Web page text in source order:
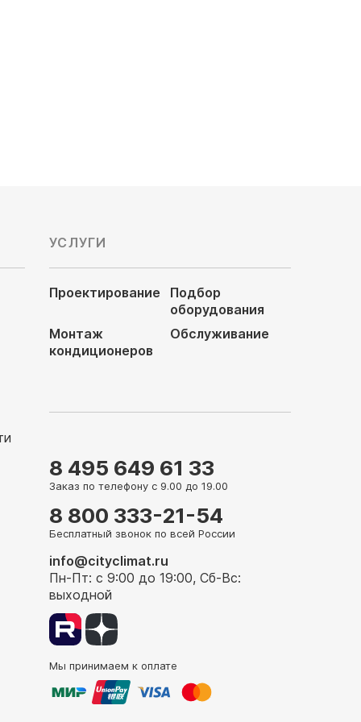
УСЛУГИ
Проектирование
Подбор
оборудования
Монтаж
кондиционеров
Обслуживание
8 495 649 61 33
Заказ по телефону с 9.00 до 19.00
8 800 333-21-54
Бесплатный звонок по всей России
info@cityclimat.ru
Пн-Пт: с 9:00 до 19:00, Сб-Вс:
выходной
Мы принимаем к оплате